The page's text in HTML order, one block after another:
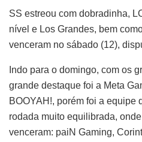
SS estreou com dobradinha,
nível e Los Grandes, bem
venceram no sábado (12),
Indo para o domingo, com os
grande destaque foi a Meta
BOOYAH!, porém foi a equipe
rodada muito equilibrada,
venceram: paiN Gaming,